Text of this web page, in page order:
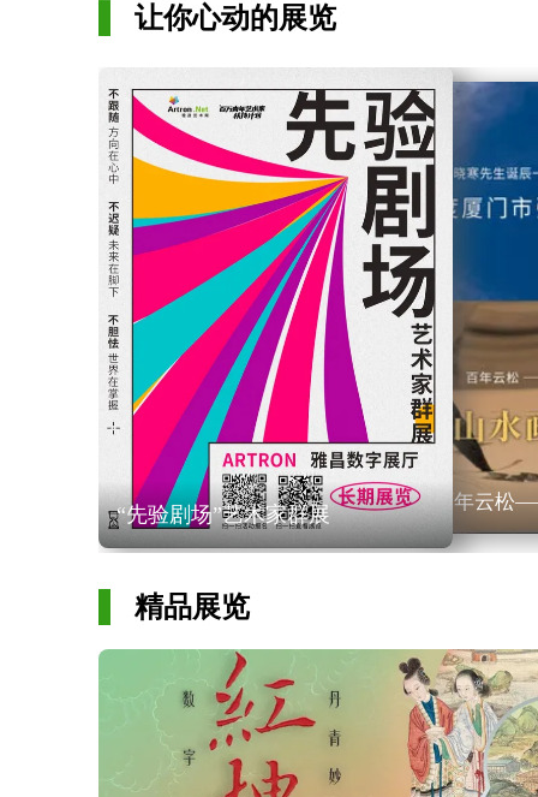
让你心动的展览
“先验剧场”艺术家群展
百年云松
精品展览